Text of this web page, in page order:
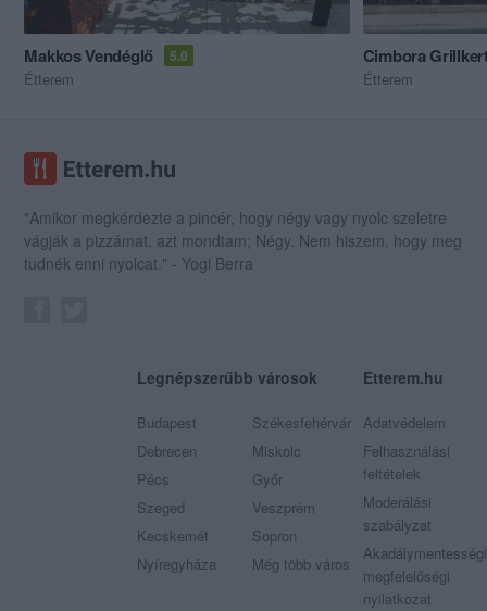
Makkos Vendéglő 5.0
Étterem
Cimbora
Étterem
"Amikor megkérdezte a pincér, hogy négy vagy nyolc szeletre
vágják a pizzámat, azt mondtam; Négy. Nem hiszem, hogy meg
tudnék enni nyolcat." - Yogi Berra
Legnépszerűbb városok
Budapest
Debrecen
Pécs
Szeged
Kecskemét
Nyíregyháza
Székesfehérvár
Miskolc
Győr
Veszprém
Sopron
Még több város
Etterem.hu
Adatvédelem
Felhasználási
feltételek
Moderálási
szabályzat
Akadálymentességi
megfelelőségi
nyilatkozat